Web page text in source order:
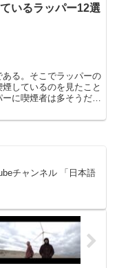
いるラッパー12選
る。そこでラッパーの
しているのを見たこと
に喫煙者は多そうだ。
チャンネル 「日本語